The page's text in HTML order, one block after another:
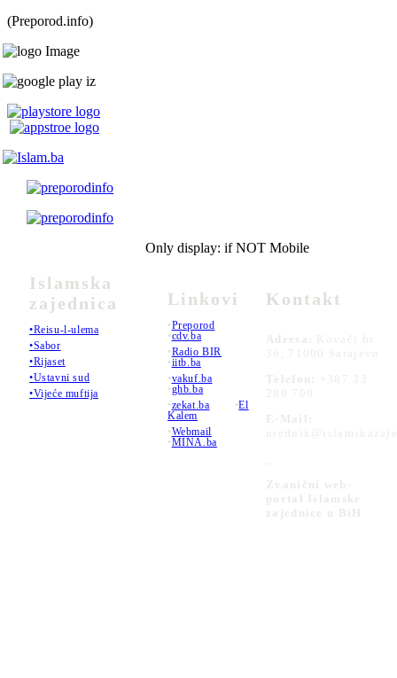
(Preporod.info)
Islamska
zajednica
•Reisu-l-ulema
•Sabor
•Rijaset
•Ustavni sud
•Vijeće muftija
Only display: if NOT Mobile
Linkovi
•Preporod
•cdv.ba
•Radio BIR
•iitb.ba
•vakuf.ba
•ghb.ba
•zekat.ba •El
Kalem
•Webmail
•MINA.ba
Kontakt
Adresa:
Kovači br.
36, 71000 Sarajevo
Telefon:
+387 33
289 700
E-Mail:
Zvanični web-
portal Islamske
zajednice u BiH